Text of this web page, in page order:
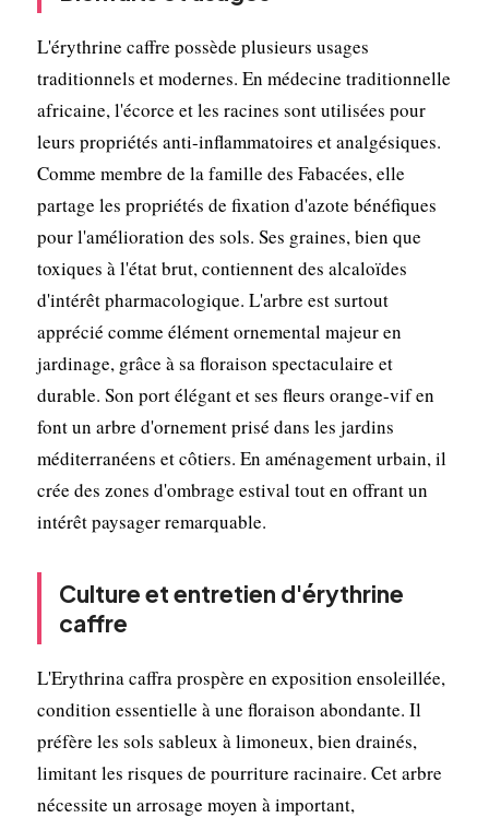
L'érythrine caffre possède plusieurs usages
traditionnels et modernes. En médecine traditionnelle
africaine, l'écorce et les racines sont utilisées pour
leurs propriétés anti-inflammatoires et analgésiques.
Comme membre de la famille des Fabacées, elle
partage les propriétés de fixation d'azote bénéfiques
pour l'amélioration des sols. Ses graines, bien que
toxiques à l'état brut, contiennent des alcaloïdes
d'intérêt pharmacologique. L'arbre est surtout
apprécié comme élément ornemental majeur en
jardinage, grâce à sa floraison spectaculaire et
durable. Son port élégant et ses fleurs orange-vif en
font un arbre d'ornement prisé dans les jardins
méditerranéens et côtiers. En aménagement urbain, il
crée des zones d'ombrage estival tout en offrant un
intérêt paysager remarquable.
Culture et entretien d'érythrine
caffre
L'Erythrina caffra prospère en exposition ensoleillée,
condition essentielle à une floraison abondante. Il
préfère les sols sableux à limoneux, bien drainés,
limitant les risques de pourriture racinaire. Cet arbre
nécessite un arrosage moyen à important,